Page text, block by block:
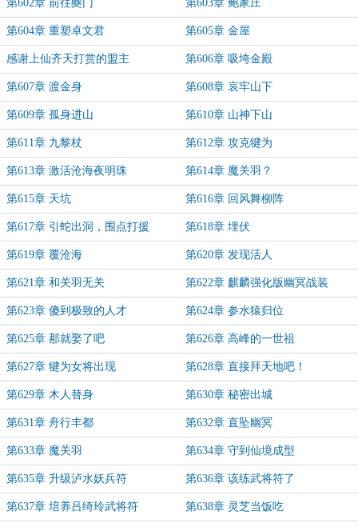
第602章 前往夔门 第603章 鲍家庄
第604章 重塑卓文君 第605章 金屋
感谢上仙齐天打赏的盟主 第606章 吸垮金殿
第607章 渡金身 第608章 哀牢山下
第609章 孤身进山 第610章 山神下山
第611章 九黎杖 第612章 攻克犍为
第613章 激活沧海夜明珠 第614章 魔关羽？
第615章 天坑 第616章 回风舞柳阵
第617章 引蛇出洞，围点打援 第618章 埋伏
第619章 覆沧海 第620章 发现活人
第621章 和关羽无关 第622章 麒麟强化版幽冥战装
第623章 傻到极致的人才 第624章 参水猿归位
第625章 那就娶了吧 第626章 高峰的一世祖
第627章 犍为女将出现 第628章 直接拜天地吧！
第629章 木人替身 第630章 秘密出城
第631章 舟行丰都 第632章 直坠幽冥
第633章 魔关羽 第634章 守到仙境成型
第635章 升级泸水妖兵符 第636章 该练武将符了
第637章 培养吕绮玲武将符 第638章 灵芝当饭吃